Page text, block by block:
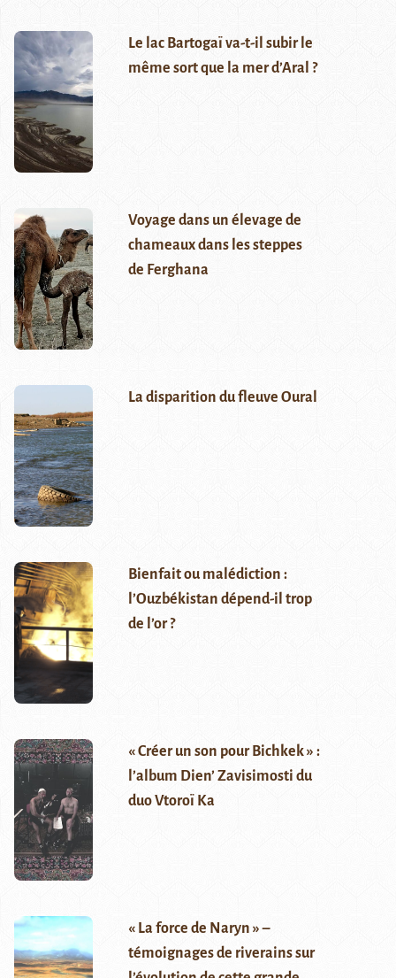
Le lac Bartogaï va-t-il subir le
même sort que la mer d’Aral ?
Voyage dans un élevage de
chameaux dans les steppes
de Ferghana
La disparition du fleuve Oural
Bienfait ou malédiction :
l’Ouzbékistan dépend-il trop
de l’or ?
« Créer un son pour Bichkek » :
l’album Dien’ Zavisimosti du
duo Vtoroï Ka
« La force de Naryn » –
témoignages de riverains sur